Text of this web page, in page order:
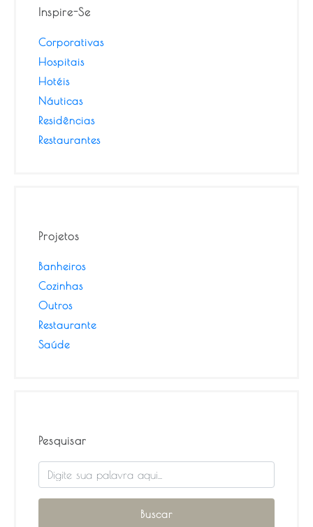
Inspire-Se
Corporativas
Hospitais
Hotéis
Náuticas
Residências
Restaurantes
Projetos
Banheiros
Cozinhas
Outros
Restaurante
Saúde
Pesquisar